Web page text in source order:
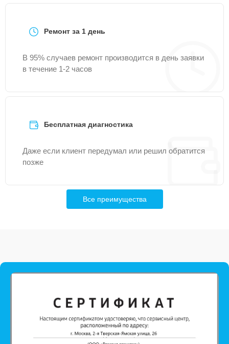
Ремонт за 1 день
В 95% случаев ремонт производится в день заявки
в течение 1-2 часов
Бесплатная диагностика
Даже если клиент передумал или решил обратится
позже
Все преимущества